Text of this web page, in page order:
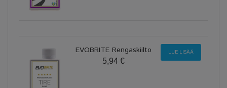
EVOBRITE Rengaskiilto
5,94 €
LUE LISÄÄ